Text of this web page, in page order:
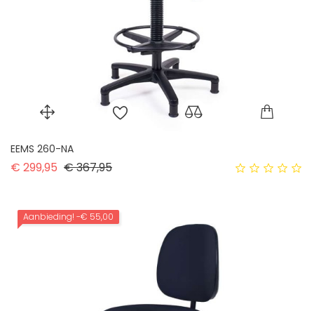
EEMS 260-NA
€ 299,95 Normale prijs
€ 367,95Prijs
Aanbieding! -€ 55,00